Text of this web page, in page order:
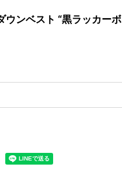
ンベスト “黒ラッカー